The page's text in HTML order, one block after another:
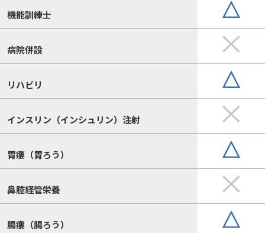
機能訓練士
病院併設
リハビリ
インスリン（インシュリン）注射
胃瘻（胃ろう）
鼻腔経管栄養
腸瘻（腸ろう）